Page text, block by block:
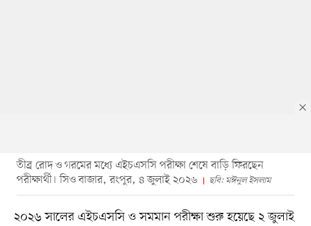
তীব্র রোদ ও গরমের মধ্যে এইচএসসি পরীক্ষা শেষে বাড়ি ফিরছেন
পরীক্ষার্থী। সিও বাজার, রংপুর, ৪ জুলাই ২০২৬
ছবি: মঈনুল ইসলাম
২০২৬ সালের এইচএসসি ও সমমান পরীক্ষা শুরু হয়েছে ২ জুলাই